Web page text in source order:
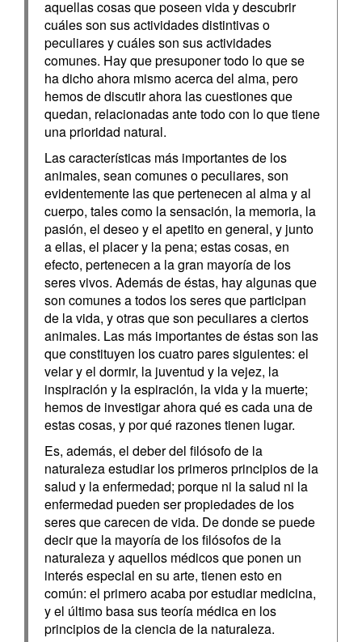
aquellas cosas que poseen vida y descubrir
cuáles son sus actividades distintivas o
peculiares y cuáles son sus actividades
comunes. Hay que presuponer todo lo que se
ha dicho ahora mismo acerca del alma, pero
hemos de discutir ahora las cuestiones que
quedan, relacionadas ante todo con lo que tiene
una prioridad natural.
Las características más importantes de los
animales, sean comunes o peculiares, son
evidentemente las que pertenecen al alma y al
cuerpo, tales como la sensación, la memoria, la
pasión, el deseo y el apetito en general, y junto
a ellas, el placer y la pena; estas cosas, en
efecto, pertenecen a la gran mayoría de los
seres vivos. Además de éstas, hay algunas que
son comunes a todos los seres que participan
de la vida, y otras que son peculiares a ciertos
animales. Las más importantes de éstas son las
que constituyen los cuatro pares siguientes: el
velar y el dormir, la juventud y la vejez, la
inspiración y la espiración, la vida y la muerte;
hemos de investigar ahora qué es cada una de
estas cosas, y por qué razones tienen lugar.
Es, además, el deber del filósofo de la
naturaleza estudiar los primeros principios de la
salud y la enfermedad; porque ni la salud ni la
enfermedad pueden ser propiedades de los
seres que carecen de vida. De donde se puede
decir que la mayoría de los filósofos de la
naturaleza y aquellos médicos que ponen un
interés especial en su arte, tienen esto en
común: el primero acaba por estudiar medicina,
y el último basa sus teoría médica en los
principios de la ciencia de la naturaleza.